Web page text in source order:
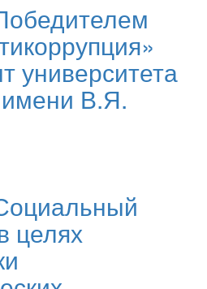
университета
В.Я.
целях